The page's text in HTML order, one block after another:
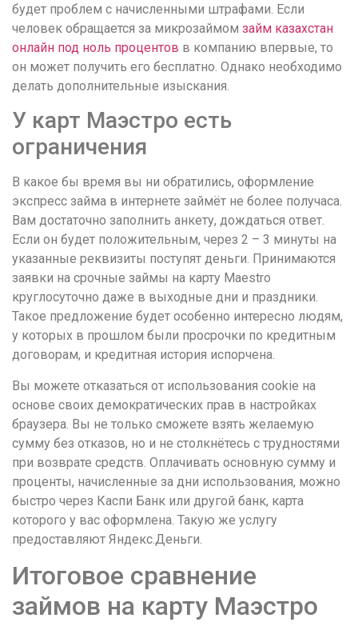
будет проблем с начисленными штрафами. Если
человек обращается за микрозаймом займ казахстан
онлайн под ноль процентов в компанию впервые, то
он может получить его бесплатно. Однако необходимо
делать дополнительные изыскания.
У карт Маэстро есть
ограничения
В какое бы время вы ни обратились, оформление
экспресс займа в интернете займёт не более получаса.
Вам достаточно заполнить анкету, дождаться ответ.
Если он будет положительным, через 2 – 3 минуты на
указанные реквизиты поступят деньги. Принимаются
заявки на срочные займы на карту Maestro
круглосуточно даже в выходные дни и праздники.
Такое предложение будет особенно интересно людям,
у которых в прошлом были просрочки по кредитным
договорам, и кредитная история испорчена.
Вы можете отказаться от использования cookie на
основе своих демократических прав в настройках
браузера. Вы не только сможете взять желаемую
сумму без отказов, но и не столкнётесь с трудностями
при возврате средств. Оплачивать основную сумму и
проценты, начисленные за дни использования, можно
быстро через Каспи Банк или другой банк, карта
которого у вас оформлена. Такую же услугу
предоставляют Яндекс.Деньги.
Итоговое сравнение
займов на карту Маэстро